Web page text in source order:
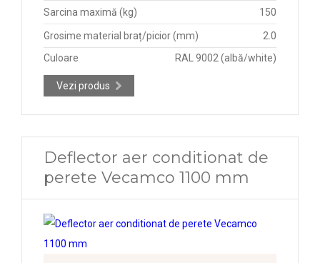
Sarcina maximă (kg) 150
Grosime material braț/picior (mm)
2.0
Culoare
RAL 9002 (albă/white)
Vezi produs
Deflector aer conditionat de
perete Vecamco 1100 mm